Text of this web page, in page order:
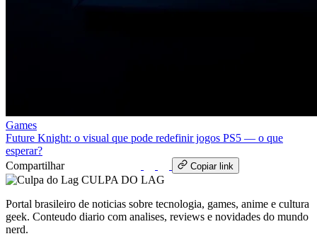
Games
Future Knight: o visual que pode redefinir jogos PS5 — o que
esperar?
Compartilhar
Copiar link
CULPA DO LAG
Portal brasileiro de noticias sobre tecnologia, games, anime e cultura
geek. Conteudo diario com analises, reviews e novidades do mundo
nerd.